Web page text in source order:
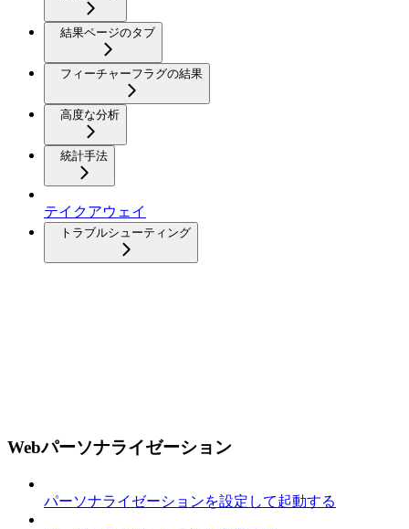
結果ページのタブ
フィーチャーフラグの結果
高度な分析
統計手法
テイクアウェイ
トラブルシューティング
Webパーソナライゼーション
パーソナライゼーションを設定して起動する